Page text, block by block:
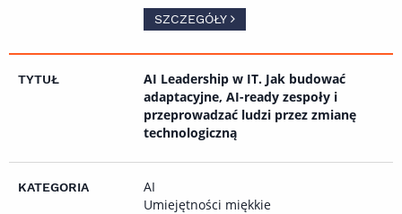
SZCZEGÓŁY
AI Leadership w IT. Jak budować
adaptacyjne, AI-ready zespoły i
przeprowadzać ludzi przez zmianę
technologiczną
AI
Umiejętności miękkie